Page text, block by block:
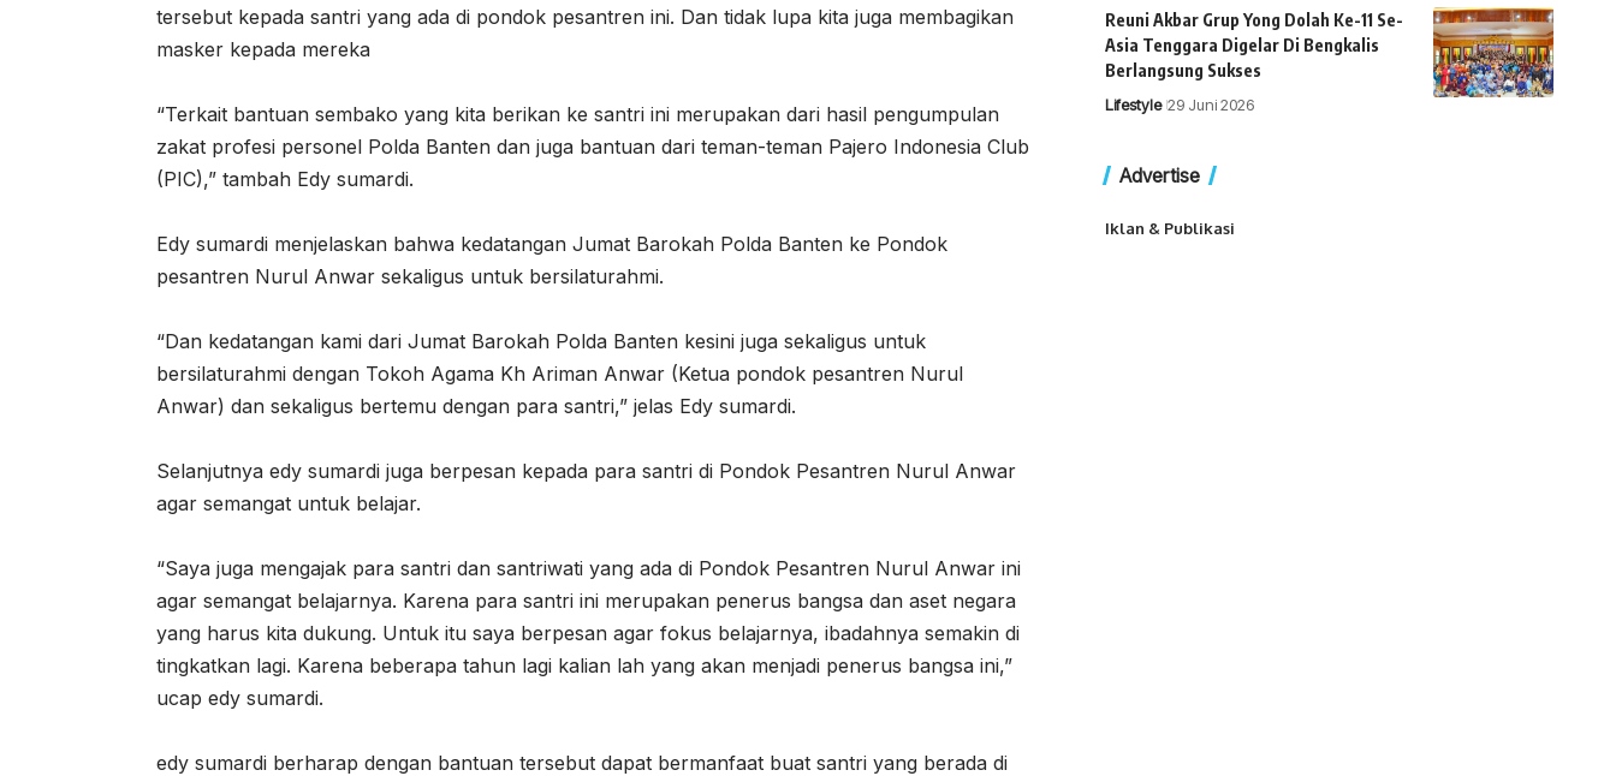
tersebut kepada santri yang ada di pondok pesantren ini. Dan tidak lupa kita juga membagikan
masker kepada mereka
“Terkait bantuan sembako yang kita berikan ke santri ini merupakan dari hasil pengumpulan
zakat profesi personel Polda Banten dan juga bantuan dari teman-teman Pajero Indonesia Club
(PIC),” tambah Edy sumardi.
Edy sumardi menjelaskan bahwa kedatangan Jumat Barokah Polda Banten ke Pondok
pesantren Nurul Anwar sekaligus untuk bersilaturahmi.
“Dan kedatangan kami dari Jumat Barokah Polda Banten kesini juga sekaligus untuk
bersilaturahmi dengan Tokoh Agama Kh Ariman Anwar (Ketua pondok pesantren Nurul
Anwar) dan sekaligus bertemu dengan para santri,” jelas Edy sumardi.
Selanjutnya edy sumardi juga berpesan kepada para santri di Pondok Pesantren Nurul Anwar
agar semangat untuk belajar.
“Saya juga mengajak para santri dan santriwati yang ada di Pondok Pesantren Nurul Anwar ini
agar semangat belajarnya. Karena para santri ini merupakan penerus bangsa dan aset negara
yang harus kita dukung. Untuk itu saya berpesan agar fokus belajarnya, ibadahnya semakin di
tingkatkan lagi. Karena beberapa tahun lagi kalian lah yang akan menjadi penerus bangsa ini,”
ucap edy sumardi.
edy sumardi berharap dengan bantuan tersebut dapat bermanfaat buat santri yang berada di
Reuni Akbar Grup Yong Dolah Ke-11 Se-
Asia Tenggara Digelar Di Bengkalis
Berlangsung Sukses
Lifestyle 29 Juni 2026
Advertise
Iklan & Publikasi